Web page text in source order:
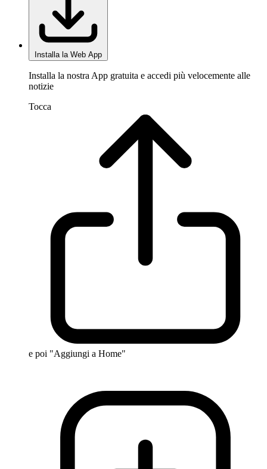
Installa la Web App
Installa la nostra App gratuita e accedi più velocemente alle
notizie
Tocca
e poi "Aggiungi a Home"